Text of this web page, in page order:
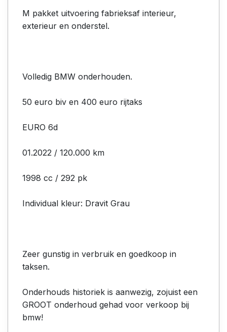
M pakket uitvoering fabrieksaf interieur,
exterieur en onderstel.
Volledig BMW onderhouden.
50 euro biv en 400 euro rijtaks
EURO 6d
01.2022 / 120.000 km
1998 cc / 292 pk
Individual kleur: Dravit Grau
Zeer gunstig in verbruik en goedkoop in
taksen.
Onderhouds historiek is aanwezig, zojuist een
GROOT onderhoud gehad voor verkoop bij
bmw!